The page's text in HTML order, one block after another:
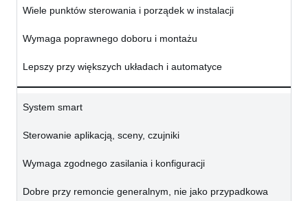
Wiele punktów sterowania i porządek w instalacji
Wymaga poprawnego doboru i montażu
Lepszy przy większych układach i automatyce
System smart
Sterowanie aplikacją, sceny, czujniki
Wymaga zgodnego zasilania i konfiguracji
Dobre przy remoncie generalnym, nie jako przypadkowa